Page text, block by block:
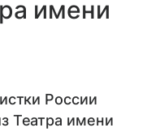
имени
России
Театра имени